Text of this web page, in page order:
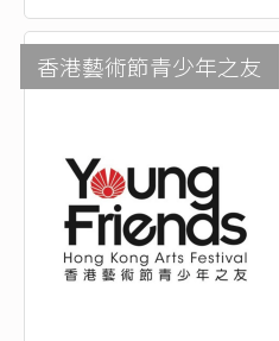
香港藝術節青少年之友